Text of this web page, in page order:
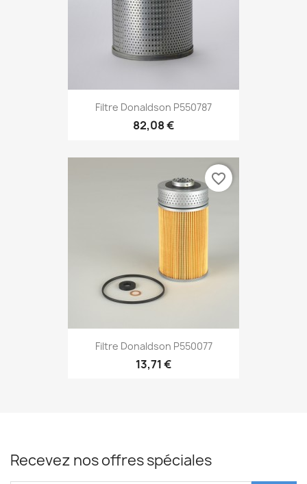
Filtre Donaldson P550787
82,08 €
Filtre Donaldson P550077
13,71 €
favorite_border
Recevez nos offres spéciales